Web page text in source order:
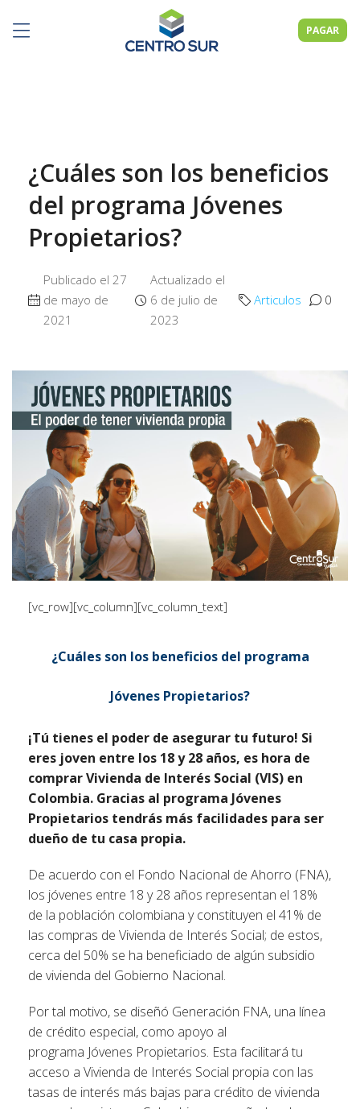
PAGAR
¿Cuáles son los beneficios
del programa Jóvenes
Propietarios?
Publicado el 27
de mayo de
2021
Actualizado el
6 de julio de
2023
Articulos 0
[vc_row][vc_column][vc_column_text]
¿Cuáles son los beneficios del programa
Jóvenes Propietarios?
¡Tú tienes el poder de asegurar tu futuro! Si
eres joven entre los 18 y 28 años, es hora de
comprar Vivienda de Interés Social (VIS) en
Colombia. Gracias al programa Jóvenes
Propietarios tendrás más facilidades para ser
dueño de tu casa propia.
De acuerdo con el Fondo Nacional de Ahorro (FNA),
los jóvenes entre 18 y 28 años representan el 18%
de la población colombiana y constituyen el 41% de
las compras de Vivienda de Interés Social; de estos,
cerca del 50% se ha beneficiado de algún subsidio
de vivienda del Gobierno Nacional.
Por tal motivo, se diseñó Generación FNA, una línea
de crédito especial, como apoyo al
programa Jóvenes Propietarios. Esta facilitará tu
acceso a Vivienda de Interés Social propia con las
tasas de interés más bajas para crédito de vivienda